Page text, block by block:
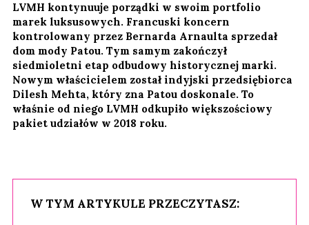
LVMH kontynuuje porządki w swoim portfolio
marek luksusowych. Francuski koncern
kontrolowany przez Bernarda Arnaulta sprzedał
dom mody Patou. Tym samym zakończył
siedmioletni etap odbudowy historycznej marki.
Nowym właścicielem został indyjski przedsiębiorca
Dilesh Mehta, który zna Patou doskonale. To
właśnie od niego LVMH odkupiło większościowy
pakiet udziałów w 2018 roku.
W TYM ARTYKULE PRZECZYTASZ: